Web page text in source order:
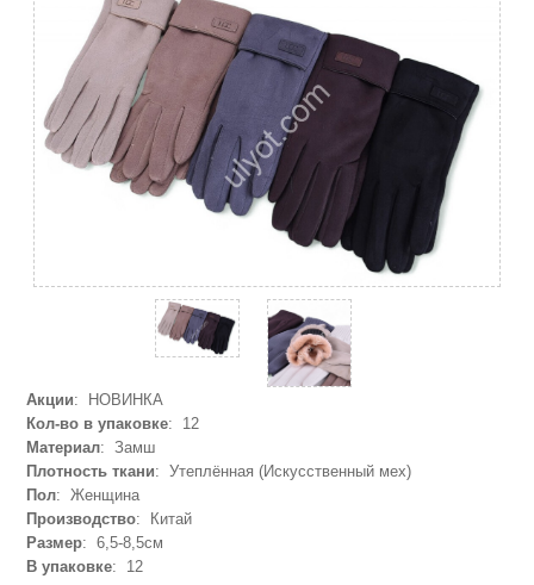
Акции: НОВИНКА
Кол-во в упаковке: 12
Материал: Замш
Плотность ткани: Утеплённая (Искусственный мех)
Пол: Женщина
Производство: Китай
Размер: 6,5-8,5см
В упаковке: 12